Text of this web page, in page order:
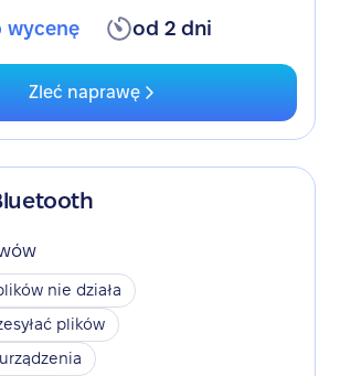
wycenę od 2 dni
Zleć naprawę
nie działa
plików